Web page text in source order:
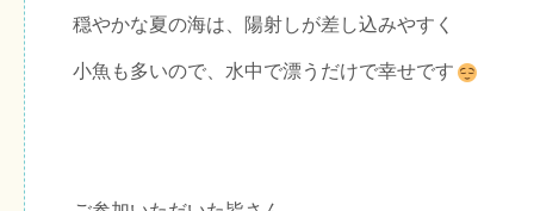
穏やかな夏の海は、陽射しが差し込みやすく
小魚も多いので、水中で漂うだけで幸せです